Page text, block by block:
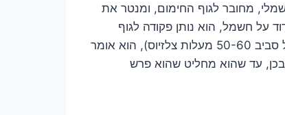
מחובר לגוף החימום, ומנטר את
על חשמל, הוא נותן פקודה לגוף
החימום לעבוד. כשהמים מגיעים לטמפרטורה הרצויה (בדרך כלל סביב 50-60 מעלות צלזיוס), הוא אומר
עד שהוא מחליט שהוא פרש